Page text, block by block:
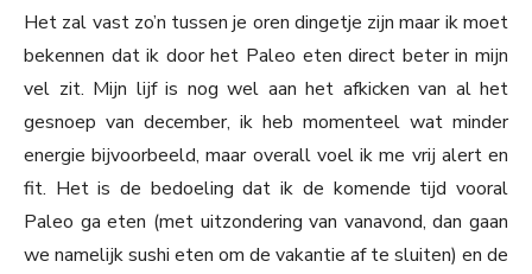
Het zal vast zo’n tussen je oren dingetje zijn maar ik moet
bekennen dat ik door het Paleo eten direct beter in mijn
vel zit. Mijn lijf is nog wel aan het afkicken van al het
gesnoep van december, ik heb momenteel wat minder
energie bijvoorbeeld, maar overall voel ik me vrij alert en
fit. Het is de bedoeling dat ik de komende tijd vooral
Paleo ga eten (met uitzondering van vanavond, dan gaan
we namelijk sushi eten om de vakantie af te sluiten) en de